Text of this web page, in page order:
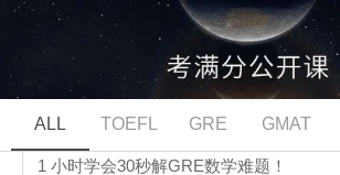
ALL TOEFL GRE GMAT
08月07日
1 小时学会30秒解GRE数学难题！